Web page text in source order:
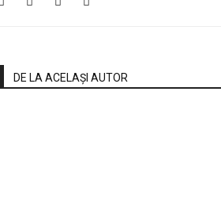
DE LA ACELAȘI AUTOR